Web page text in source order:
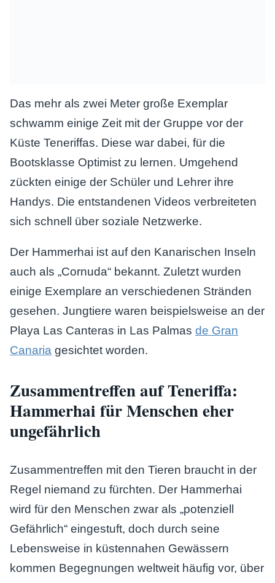
Das mehr als zwei Meter große Exemplar
schwamm einige Zeit mit der Gruppe vor der
Küste Teneriffas. Diese war dabei, für die
Bootsklasse Optimist zu lernen. Umgehend
zückten einige der Schüler und Lehrer ihre
Handys. Die entstandenen Videos verbreiteten
sich schnell über soziale Netzwerke.
Der Hammerhai ist auf den Kanarischen Inseln
auch als „Cornuda“ bekannt. Zuletzt wurden
einige Exemplare an verschiedenen Stränden
gesehen. Jungtiere waren beispielsweise an der
Playa Las Canteras in Las Palmas de Gran
Canaria gesichtet worden.
Zusammentreffen auf Teneriffa:
Hammerhai für Menschen eher
ungefährlich
Zusammentreffen mit den Tieren braucht in der
Regel niemand zu fürchten. Der Hammerhai
wird für den Menschen zwar als „potenziell
Gefährlich“ eingestuft, doch durch seine
Lebensweise in küstennahen Gewässern
kommen Begegnungen weltweit häufig vor, über